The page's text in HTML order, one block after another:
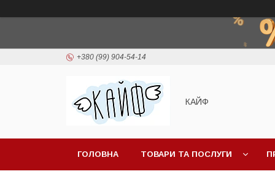
+380 (99) 904-54-14
КАЙФ
ГОЛОВНА ТОВАРИ ТА ПОСЛУГИ